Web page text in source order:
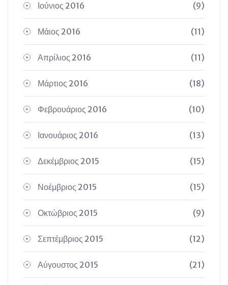
Ιούνιος 2016 (9)
Μάιος 2016 (11)
Απρίλιος 2016 (11)
Μάρτιος 2016 (18)
Φεβρουάριος 2016 (10)
Ιανουάριος 2016 (13)
Δεκέμβριος 2015 (15)
Νοέμβριος 2015 (15)
Οκτώβριος 2015 (9)
Σεπτέμβριος 2015 (12)
Αύγουστος 2015 (21)